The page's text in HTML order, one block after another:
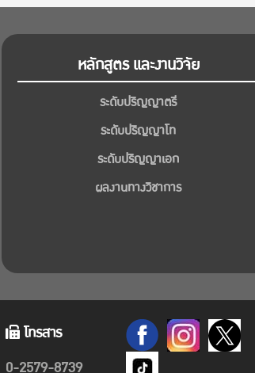
หลักสูตร และงานวิจัย
ระดับปริญญาตรี
ระดับปริญญาโท
ระดับปริญญาเอก
ผลงานทางวิชาการ
โทรสาร
0-2579-8739